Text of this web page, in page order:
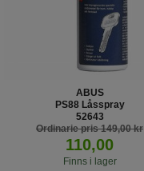
ABUS
PS88 Låsspray
52643
Ordinarie pris 149,00 kr
110,00
Finns i lager